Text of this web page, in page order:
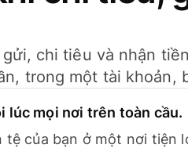
chi tiêu và nhận
trong một tài khoản,
lúc mọi nơi trên toàn cầu.
tệ của bạn ở một nơi tiện